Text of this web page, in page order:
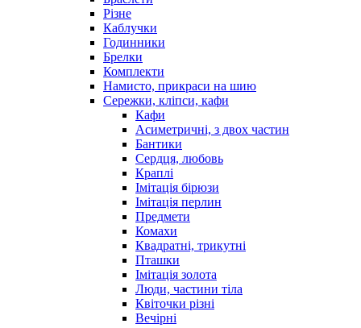
Різне
Каблучки
Годинники
Брелки
Комплекти
Намисто, прикраси на шию
Сережки, кліпси, кафи
Кафи
Асиметричні, з двох частин
Бантики
Сердця, любовь
Краплі
Імітація бірюзи
Імітація перлин
Предмети
Комахи
Квадратні, трикутні
Пташки
Імітація золота
Люди, частини тіла
Квіточки різні
Вечірні